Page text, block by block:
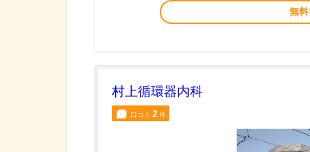
無
村上循環器内科
口コミ 2件